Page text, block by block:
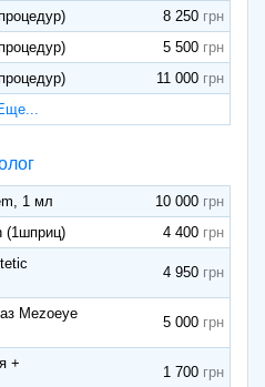
8 250
5 500
11 000
1 мл
10 000
(1шприц)
4 400
4 950
Mezoeye
5 000
+
1 700